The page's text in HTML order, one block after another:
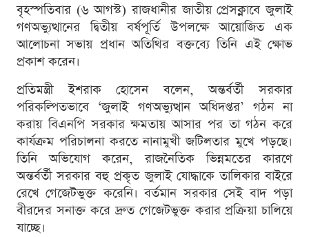
বৃহস্পতিবার (৬ আগস্ট) রাজধানীর জাতীয় প্রেসক্লাবে জুলাই
গণঅভ্যুত্থানের দ্বিতীয় বর্ষপূর্তি উপলক্ষে আয়োজিত এক
আলোচনা সভায় প্রধান অতিথির বক্তব্যে তিনি এই ক্ষোভ
প্রকাশ করেন।
প্রতিমন্ত্রী ইশরাক হোসেন বলেন, অন্তর্বর্তী সরকার
পরিকল্পিতভাবে ‘জুলাই গণঅভ্যুত্থান অধিদপ্তর’ গঠন না
করায় বিএনপি সরকার ক্ষমতায় আসার পর তা গঠন করে
কার্যক্রম পরিচালনা করতে নানামুখী জটিলতার মুখে পড়ছে।
তিনি অভিযোগ করেন, রাজনৈতিক ভিন্নমতের কারণে
অন্তর্বর্তী সরকার বহু প্রকৃত জুলাই যোদ্ধাকে তালিকার বাইরে
রেখে গেজেটভুক্ত করেনি। বর্তমান সরকার সেই বাদ পড়া
বীরদের সনাক্ত করে দ্রুত গেজেটভুক্ত করার প্রক্রিয়া চালিয়ে
যাচ্ছে।